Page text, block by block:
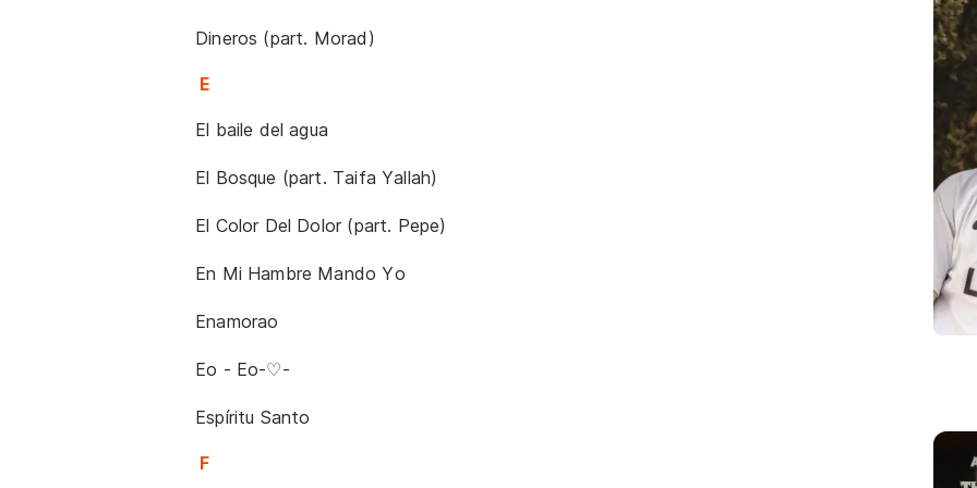
Dineros (part. Morad)
E
El baile del agua
El Bosque (part. Taifa Yallah)
El Color Del Dolor (part. Pepe)
En Mi Hambre Mando Yo
Enamorao
Eo - Eo-♡-
Espíritu Santo
F